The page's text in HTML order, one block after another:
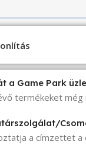
a Game Park
termékeket még
a címzettet